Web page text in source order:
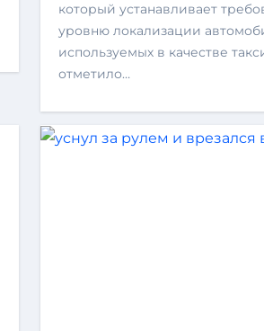
который устанавливает
уровню локализации
используемых в качестве
отметило…